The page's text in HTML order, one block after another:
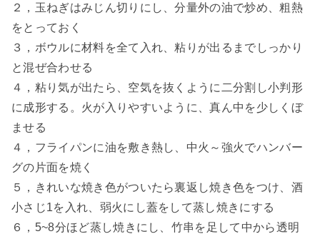
２，玉ねぎはみじん切りにし、分量外の油で炒め、粗熱
をとっておく
３，ボウルに材料を全て入れ、粘りが出るまでしっかり
と混ぜ合わせる
４，粘り気が出たら、空気を抜くように二分割し小判形
に成形する。火が入りやすいように、真ん中を少しくぼ
ませる
４，フライパンに油を敷き熱し、中火～強火でハンバー
グの片面を焼く
５，きれいな焼き色がついたら裏返し焼き色をつけ、酒
小さじ1を入れ、弱火にし蓋をして蒸し焼きにする
６，5~8分ほど蒸し焼きにし、竹串を足して中から透明